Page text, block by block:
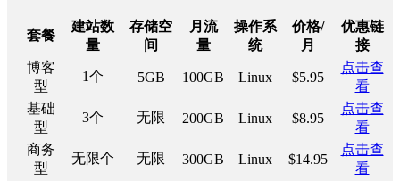
套餐
建站数
量
存储空
间
月流
量
操作系
统
价格/
月
优惠链
接
博客
型
1个 5GB 100GB Linux $5.95
点击查
看
基础
型
3个 无限 200GB Linux $8.95
点击查
看
商务
型
无限个 无限 300GB Linux $14.95
点击查
看